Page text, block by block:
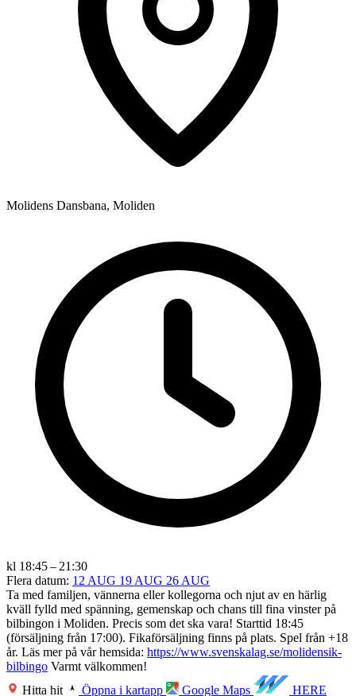
Molidens Dansbana, Moliden
kl 18:45 – 21:30
Flera datum: 12 AUG 19 AUG 26 AUG
Ta med familjen, vännerna eller kollegorna och njut av en härlig
kväll fylld med spänning, gemenskap och chans till fina vinster på
bilbingon i Moliden. Precis som det ska vara! Starttid 18:45
(försäljning från 17:00). Fikaförsäljning finns på plats. Spel från +18
år. Läs mer på vår hemsida: https://www.svenskalag.se/molidensik-
bilbingo Varmt välkommen!
Hitta hit
Öppna i kartapp Google Maps HERE